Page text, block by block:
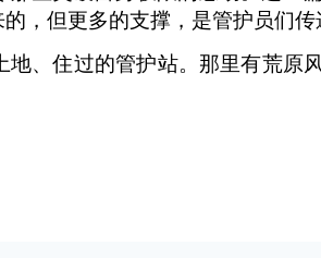
，但更多的支撑，是管护员们传
、住过的管护站。那里有荒原